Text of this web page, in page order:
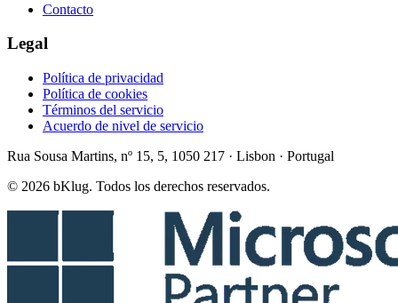
Contacto
Legal
Política de privacidad
Política de cookies
Términos del servicio
Acuerdo de nivel de servicio
Rua Sousa Martins, nº 15, 5, 1050 217 · Lisbon · Portugal
© 2026 bKlug. Todos los derechos reservados.